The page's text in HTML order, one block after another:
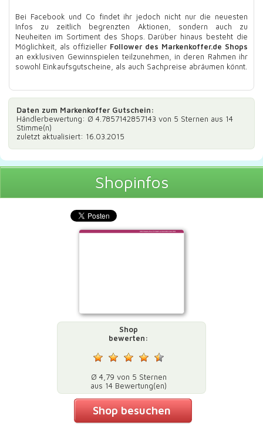
Bei Facebook und Co findet ihr jedoch nicht nur die neuesten
Infos zu zeitlich begrenzten Aktionen, sondern auch zu
Neuheiten im Sortiment des Shops. Darüber hinaus besteht die
Möglichkeit, als offizieller Follower des Markenkoffer.de Shops
an exklusiven Gewinnspielen teilzunehmen, in deren Rahmen ihr
sowohl Einkaufsgutscheine, als auch Sachpreise abräumen könnt.
Daten zum Markenkoffer Gutschein:
Händlerbewertung: Ø 4.7857142857143 von 5 Sternen aus 14
Stimme(n)
zuletzt aktualisiert: 16.03.2015
Shopinfos
Shop
bewerten:
Ø 4,79 von 5 Sternen
aus 14 Bewertung(en)
Shop besuchen